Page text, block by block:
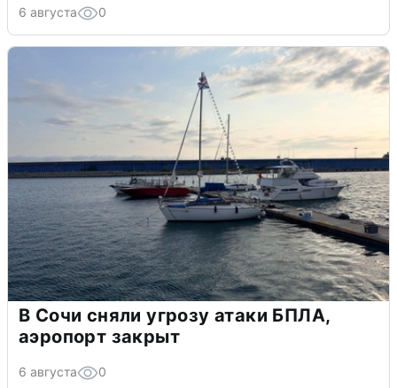
6 августа 0
В Сочи сняли угрозу атаки БПЛА,
аэропорт закрыт
6 августа 0